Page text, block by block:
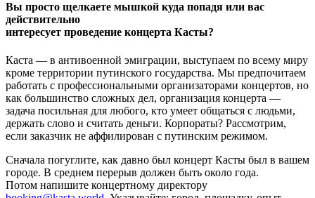
Вы просто щелкаете мышкой куда попадя или вас
действительно
интересует проведение концерта Касты?
Каста — в антивоенной эмиграции, выступаем по всему миру
кроме территории путинского государства. Мы предпочитаем
работать с профессиональными организаторами концертов, но
как большинство сложных дел, организация концерта —
задача посильная для любого, кто умеет общаться с людьми,
держать слово и считать деньги. Корпораты? Рассмотрим,
если заказчик не аффилирован с путинским режимом.
Сначала погуглите, как давно был концерт Касты был в вашем
городе. В среднем перерыв должен быть около года.
Потом напишите концертному директору